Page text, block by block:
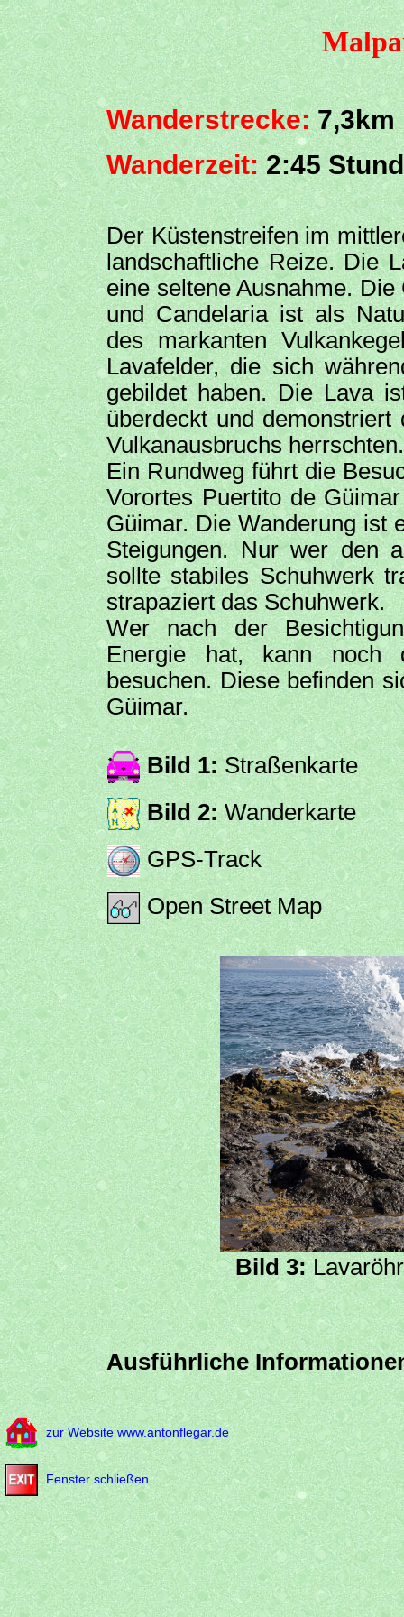
Wanderstrecke:7,3km
Wanderzeit:2:45
Der Küstenstreifen im
landschaftliche Reize. Die
eine seltene Ausnahme.
und Candelaria ist als
des markanten
Lavafelder, die sich
gebildet haben. Die Lava
überdeckt und
Vulkanausbruchs herrschten.
Ein Rundweg führt die
Vorortes Puertito de
Güimar. Die Wanderung ist
Steigungen. Nur wer den
sollte stabiles Schuhwerk
strapaziert das Schuhwerk.
Wer nach der
Energie hat, kann
besuchen. Diese befinden
Güimar.
Bild 1: Straßenkarte
Bild 2:Wanderkarte
GPS-Track
Open Street Map
Bild 3:
Ausführliche
zur Website www.antonflegar.de
Fenster schließen